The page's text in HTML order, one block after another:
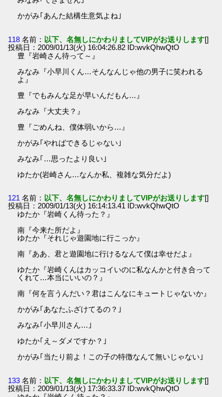
かがみ｢あんた結構生意気よね｣
118 名前： 以下、名無しにかわりましてVIPがお送りします[]
投稿日：2009/01/13(火) 16:04:26.82 ID:wvkQhwQtO
豊『岩崎さん待って～』
みなみ『小早川くん…そんなんじゃ他の男子に笑われる
よ』
豊『でもみんな足が早いんだもん…』
みなみ『大丈夫？』
豊『ごめんね、僕体弱いから…』
かがみ｢やればできるじゃない｣
みなみ｢…思ったより良い｣
ゆたか(岩崎さん…なんか私、複雑な気分だよ)
121 名前： 以下、名無しにかわりましてVIPがお送りします[]
投稿日：2009/01/13(火) 16:14:13.41 ID:wvkQhwQtO
ゆたか『岩崎くん待った？』
南『今来た所だよ』
ゆたか『それじゃ遊園地に行こっか』
南『ああ、君と遊園地に行けるなんて僕は幸せだよ』
ゆたか『岩崎くんはカッコイいのに私なんかと付き合って
くれて…本当にいいの？』
南『何を言うんだい？君はこんなにキュートじゃないか』
かがみ｢あなたふざけてるの？｣
みなみ｢小早川さん…｣
ゆたか｢え～ダメですか？｣
かがみ｢当たり前よ！この子の特徴なんて無いじゃない｣
133 名前： 以下、名無しにかわりましてVIPがお送りします[]
投稿日：2009/01/13(火) 17:36:33.37 ID:wvkQhwQtO